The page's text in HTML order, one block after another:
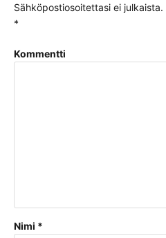
Sähköpostiosoitettasi ei julkaista.
*
Kommentti
Nimi *